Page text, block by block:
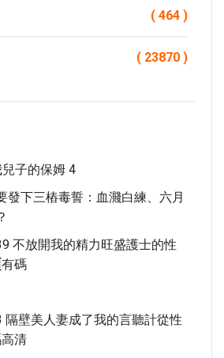
( 464 )
( 23870 )
子的保姆 4
發下三樁毒誓：血濺白練、六月
不放開我的精力旺盛護士的性
碼
隔壁美人妻成了我的言聽計從性
清